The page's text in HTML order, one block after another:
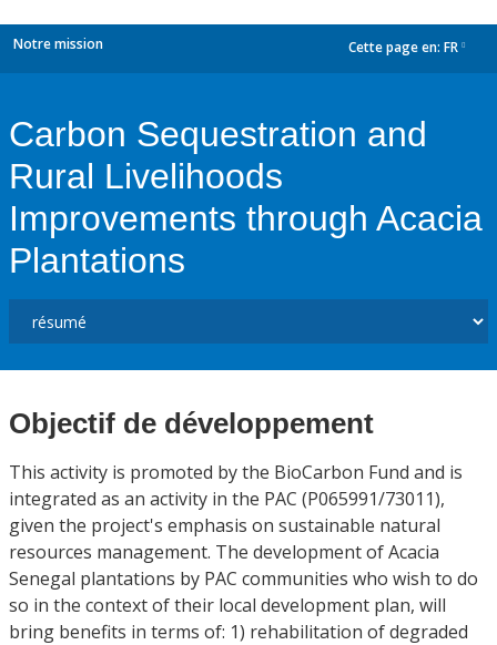
Notre mission Cette page en: FR
Carbon Sequestration and
Rural Livelihoods
Improvements through Acacia
Plantations
Objectif de développement
This activity is promoted by the BioCarbon Fund and is
integrated as an activity in the PAC (P065991/73011),
given the project's emphasis on sustainable natural
resources management. The development of Acacia
Senegal plantations by PAC communities who wish to do
so in the context of their local development plan, will
bring benefits in terms of: 1) rehabilitation of degraded